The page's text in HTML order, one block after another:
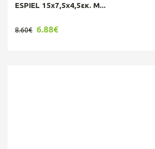
ESPIEL 15x7,5x4,5εκ. M...
8.60€ 6.88€